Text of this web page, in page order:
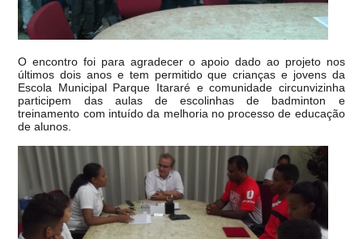
O encontro foi para agradecer o apoio dado ao projeto nos
últimos dois anos e tem permitido que crianças e jovens da
Escola Municipal Parque Itararé e comunidade circunvizinha
participem das aulas de escolinhas de badminton e
treinamento com intuído da melhoria no processo de educação
de alunos.